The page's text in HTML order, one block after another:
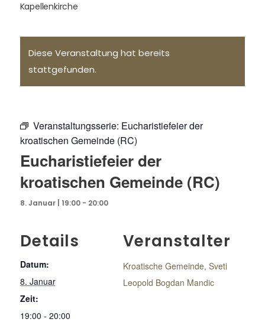
Kapellenkirche
Diese Veranstaltung hat bereits
stattgefunden.
Veranstaltungsserie: Eucharistiefeier der
kroatischen Gemeinde (RC)
Eucharistiefeier der
kroatischen Gemeinde (RC)
8. Januar | 19:00- 20:00
Details
Datum:
8. Januar
Zeit:
19:00 - 20:00
Veranstalter
Kroatische Gemeinde, Sveti
Leopold Bogdan Mandic